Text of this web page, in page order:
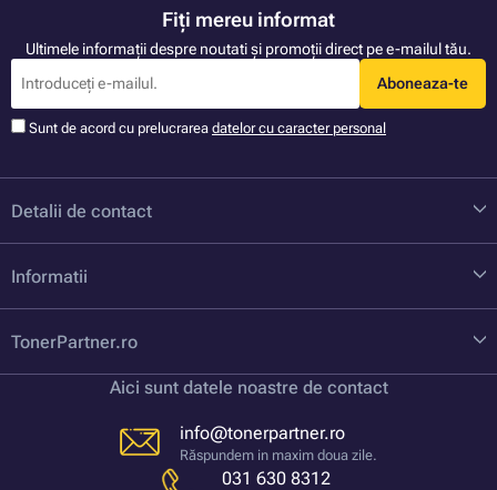
Fiți mereu informat
Ultimele informații despre noutati și promoții direct pe e-mailul tău.
Aboneaza-te
Sunt de acord cu prelucrarea datelor cu caracter personal
Detalii de contact
Informatii
TonerPartner.ro
Aici sunt datele noastre de contact
info@tonerpartner.ro
Răspundem in maxim doua zile.
031 630 8312